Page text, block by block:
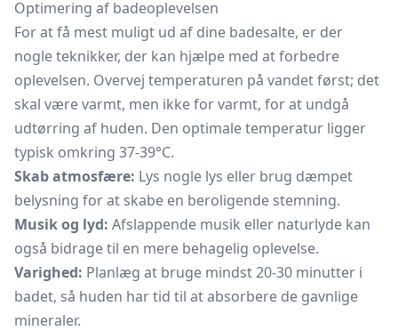
Optimering af badeoplevelsen
For at få mest muligt ud af dine badesalte, er der
nogle teknikker, der kan hjælpe med at forbedre
oplevelsen. Overvej temperaturen på vandet først; det
skal være varmt, men ikke for varmt, for at undgå
udtørring af huden. Den optimale temperatur ligger
typisk omkring 37-39°C.
Skab atmosfære: Lys nogle lys eller brug dæmpet
belysning for at skabe en beroligende stemning.
Musik og lyd: Afslappende musik eller naturlyde kan
også bidrage til en mere behagelig oplevelse.
Varighed: Planlæg at bruge mindst 20-30 minutter i
badet, så huden har tid til at absorbere de gavnlige
mineraler.